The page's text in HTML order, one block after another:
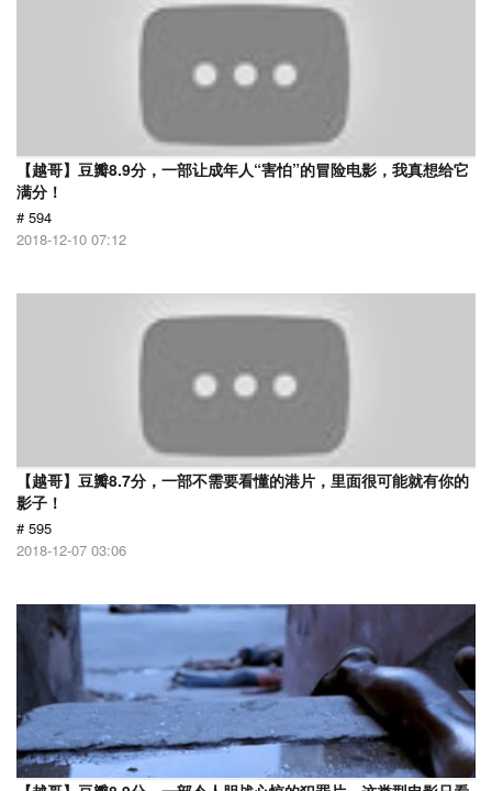
【越哥】豆瓣8.9分，一部让成年人“害怕”的冒险电影，我真想给它
满分！
# 594
2018-12-10 07:12
【越哥】豆瓣8.7分，一部不需要看懂的港片，里面很可能就有你的
影子！
# 595
2018-12-07 03:06